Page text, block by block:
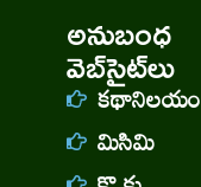
అనుబంధ
వెబ్‌సైట్‌లు
కథానిలయం
మిసిమి